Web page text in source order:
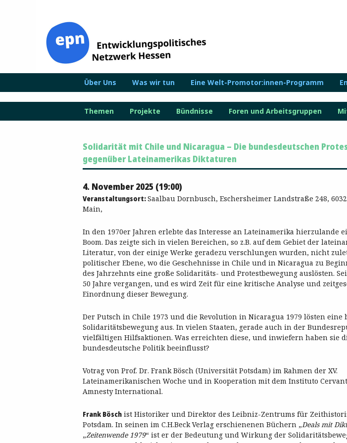
Über Uns Was wir tun Eine Welt-Promotor:innen-Programm
Themen Projekte Bündnisse Foren und Arbeitsgruppen
Solidarität mit Chile und Nicaragua – Die bundesdeutschen
gegenüber Lateinamerikas Diktaturen
4. November 2025 (19:00)
Veranstaltungsort:Saalbau Dornbusch, Eschersheimer Landstraße 248,
Main,
In den 1970er Jahren erlebte das Interesse an Lateinamerika hierzulande
Boom. Das zeigte sich in vielen Bereichen, so z.B. auf dem Gebiet der
Literatur, von der einige Werke geradezu verschlungen wurden, nicht
politischer Ebene, wo die Geschehnisse in Chile und in Nicaragua zu
des Jahrzehnts eine große Solidaritäts- und Protestbewegung auslösten.
50 Jahre vergangen, und es wird Zeit für eine kritische Analyse und
Einordnung dieser Bewegung.
Der Putsch in Chile 1973 und die Revolution in Nicaragua 1979 lösten eine
Solidaritätsbewegung aus. In vielen Staaten, gerade auch in der
vielfältigen Hilfsaktionen. Was erreichten diese, und inwiefern haben sie
bundesdeutsche Politik beeinflusst?
Votrag von Prof. Dr. Frank Bösch (Universität Potsdam) im Rahmen der XV.
Lateinamerikanischen Woche und in Kooperation mit dem Instituto
Amnesty International.
Frank Bösch ist Historiker und Direktor des Leibniz-Zentrums für
Potsdam. In seinen im C.H.Beck Verlag erschienenen Büchern „Deals mit
„Zeitenwende 1979“ ist er der Bedeutung und Wirkung der